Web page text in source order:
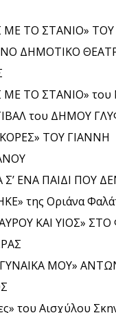
ΜΕ ΤΟ ΣΤΑΝΙΟ»
ΔΗΜΟΤΙΚΟ
ΜΕ ΤΟ ΣΤΑΝΙΟ» του
του ΔΗΜΟΥ
ΚΟΡΕΣ» ΤΟΥ ΓΙΑΝΝΗ
ΕΝΑ ΠΑΙΔΙ ΠΟΥ
της Οριάνα
ΚΑΙ ΥΙΟΣ» ΣΤΟ
ΓΥΝΑΙΚΑ ΜΟΥ»
του Αισχύλου